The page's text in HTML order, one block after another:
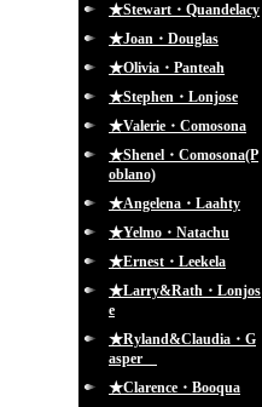
★Stewart・Quandelacy
★Joan・Douglas
★Olivia・Panteah
★Stephen・Lonjose
★Valerie・Comosona
★Shenel・Comosona(P
oblano)
★Angelena・Laahty
★Yelmo・Natachu
★Ernest・Leekela
★Larry&Rath・Lonjos
e
★Ryland&Claudia・G
asper
★Clarence・Booqua